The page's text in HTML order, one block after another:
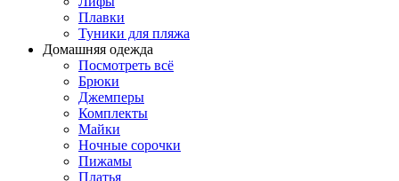
Плавки
Туники для пляжа
Домашняя одежда
Посмотреть всё
Брюки
Джемперы
Комплекты
Майки
Ночные сорочки
Пижамы
Платья